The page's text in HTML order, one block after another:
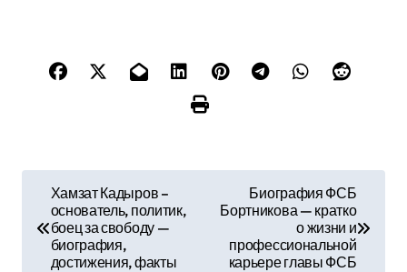
Хамзат Кадыров –
основатель, политик,
боец за свободу —
биография,
достижения, факты
Биография ФСБ
Бортникова — кратко
о жизни и
профессиональной
карьере главы ФСБ